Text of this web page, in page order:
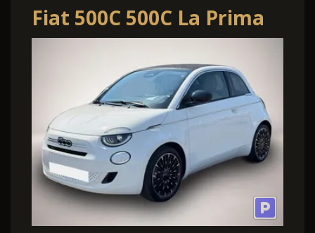
Fiat 500C 500C La Prima
Hybrid
Cabrio+Kamera+17"LM+LE